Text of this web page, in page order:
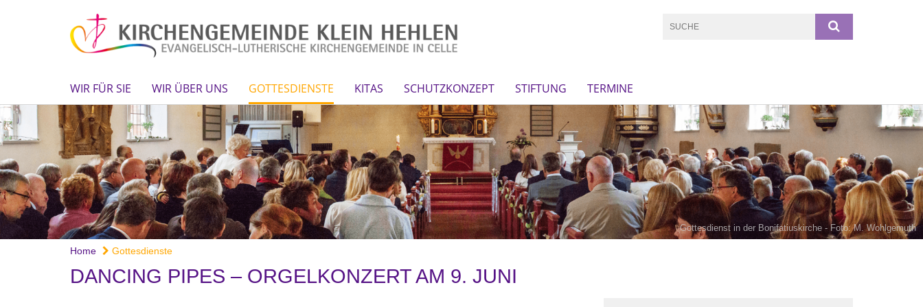
WIR FÜR SIE WIR ÜBER UNS GOTTESDIENSTE KITAS SCHUTZKONZEPT STIFTUNG TERMINE
Gottesdienst in der Bonifatiuskirche - Foto: M. Wohlgemuth
Home Gottesdienste
DANCING PIPES – ORGELKONZERT AM 9. JUNI